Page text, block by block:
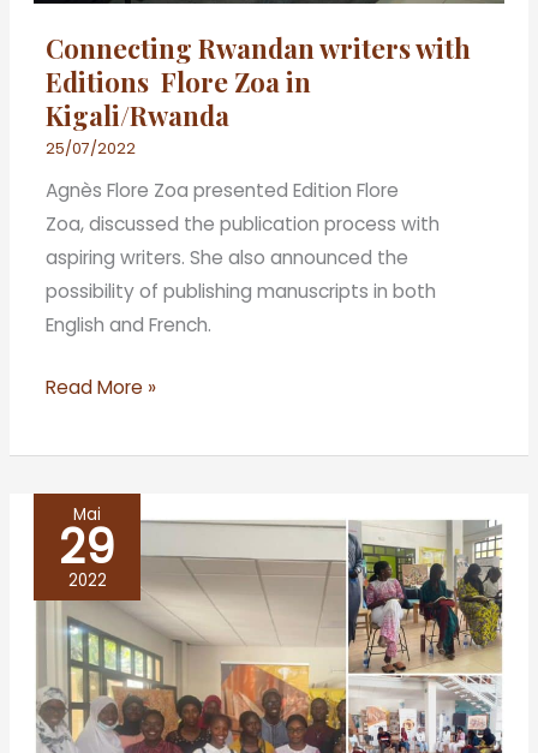
Connecting Rwandan writers with
Editions Flore Zoa in
Kigali/Rwanda
25/07/2022
Agnès Flore Zoa presented Edition Flore
Zoa, discussed the publication process with
aspiring writers. She also announced the
possibility of publishing manuscripts in both
English and French.
Read More »
Mai
29
2022
BARGNY